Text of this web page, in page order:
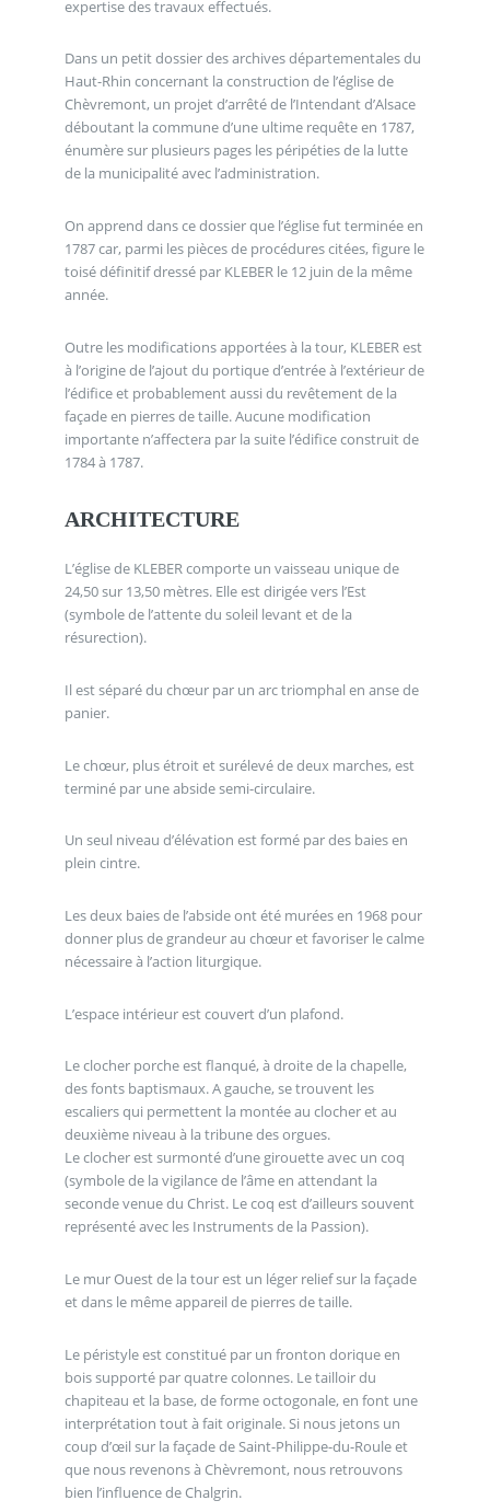
expertise des travaux effectués.
Dans un petit dossier des archives départementales du
Haut-Rhin concernant la construction de l’église de
Chèvremont, un projet d’arrêté de l’Intendant d’Alsace
déboutant la commune d’une ultime requête en 1787,
énumère sur plusieurs pages les péripéties de la lutte
de la municipalité avec l’administration.
On apprend dans ce dossier que l’église fut terminée en
1787 car, parmi les pièces de procédures citées, figure le
toisé définitif dressé par KLEBER le 12 juin de la même
année.
Outre les modifications apportées à la tour, KLEBER est
à l’origine de l’ajout du portique d’entrée à l’extérieur de
l’édifice et probablement aussi du revêtement de la
façade en pierres de taille. Aucune modification
importante n’affectera par la suite l’édifice construit de
1784 à 1787.
ARCHITECTURE
L’église de KLEBER comporte un vaisseau unique de
24,50 sur 13,50 mètres. Elle est dirigée vers l’Est
(symbole de l’attente du soleil levant et de la
résurection).
Il est séparé du chœur par un arc triomphal en anse de
panier.
Le chœur, plus étroit et surélevé de deux marches, est
terminé par une abside semi-circulaire.
Un seul niveau d’élévation est formé par des baies en
plein cintre.
Les deux baies de l’abside ont été murées en 1968 pour
donner plus de grandeur au chœur et favoriser le calme
nécessaire à l’action liturgique.
L’espace intérieur est couvert d’un plafond.
Le clocher porche est flanqué, à droite de la chapelle,
des fonts baptismaux. A gauche, se trouvent les
escaliers qui permettent la montée au clocher et au
deuxième niveau à la tribune des orgues.
Le clocher est surmonté d’une girouette avec un coq
(symbole de la vigilance de l’âme en attendant la
seconde venue du Christ. Le coq est d’ailleurs souvent
représenté avec les Instruments de la Passion).
Le mur Ouest de la tour est un léger relief sur la façade
et dans le même appareil de pierres de taille.
Le péristyle est constitué par un fronton dorique en
bois supporté par quatre colonnes. Le tailloir du
chapiteau et la base, de forme octogonale, en font une
interprétation tout à fait originale. Si nous jetons un
coup d’œil sur la façade de Saint-Philippe-du-Roule et
que nous revenons à Chèvremont, nous retrouvons
bien l’influence de Chalgrin.